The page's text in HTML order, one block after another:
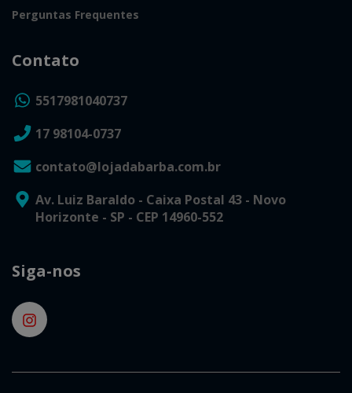
Perguntas Frequentes
Contato
5517981040737
17 98104-0737
contato@lojadabarba.com.br
Av. Luiz Baraldo - Caixa Postal 43 - Novo
Horizonte - SP - CEP 14960-552
Siga-nos